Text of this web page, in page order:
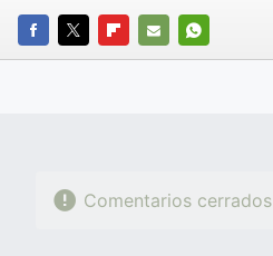
FACEBOOK
TWITTERFLIPBOARD
E-
WHATSAPP
Comentarios cerrados